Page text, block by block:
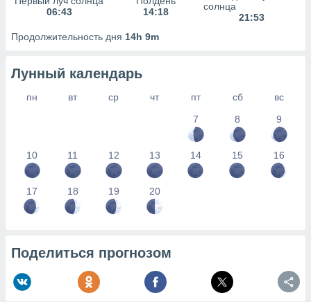
06:43
14:18
солнца
21:53
Продолжительность дня 14h 9m
Лунный календарь
пн вт ср чт пт сб
вс
7
8 9
10 11 12 13 14 15 16
17 18 19 20
Поделиться прогнозом